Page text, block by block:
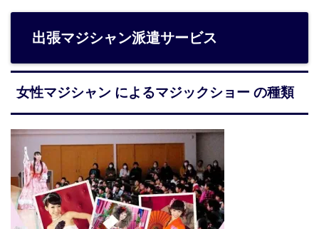
出張マジシャン派遣サービス
女性マジシャン によるマジックショー の種類